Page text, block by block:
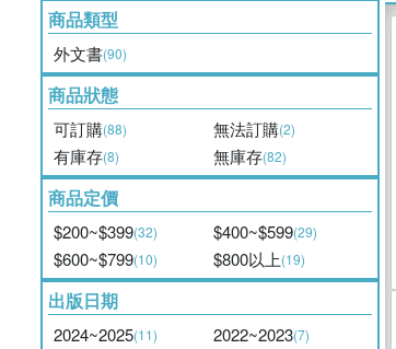
商品類型
外文書(90)
商品狀態
可訂購(88) 無法訂購(2)
有庫存(8) 無庫存(82)
商品定價
$200~$399(32) $400~$599(29)
$600~$799(10) $800以上(19)
出版日期
2024~2025(11) 2022~2023(7)